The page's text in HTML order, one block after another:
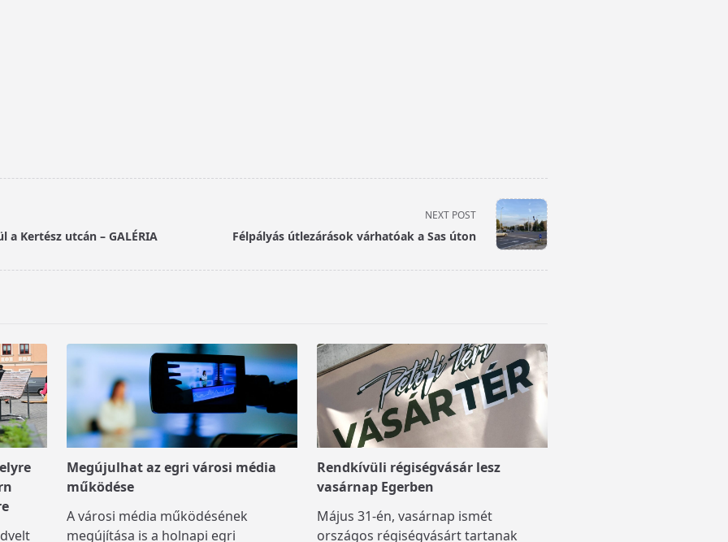
a Kertész utcán – GALÉRIA
NEXT POST
Félpályás útlezárások várhatóak a Sas úton
Megújulhat az egri városi média
működése
A városi média működésének
megújítása is a holnapi egri
Rendkívüli régiségvásár lesz
vasárnap Egerben
Május 31-én, vasárnap ismét
országos régiségvásárt tartanak